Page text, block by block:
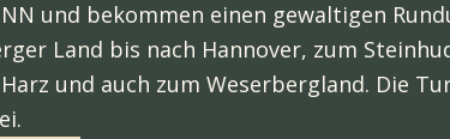
und bekommen einen gewaltigen
Land bis nach Hannover, zum
und auch zum Weserbergland. Die